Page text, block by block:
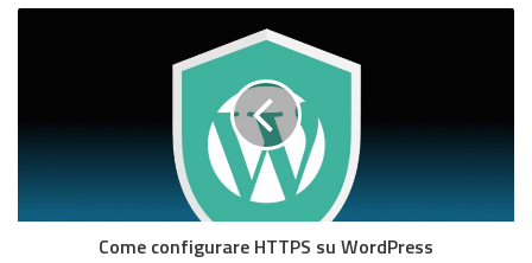
Come configurare HTTPS su WordPress